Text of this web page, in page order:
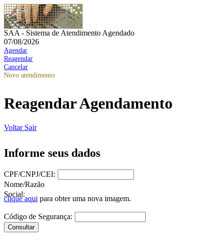
SAA - Sistema de Atendimento Agendado
07/08/2026
Agendar
Reagendar
Cancelar
Novo atendimento
Reagendar Agendamento
Voltar Sair
Informe seus dados
CPF/CNPJ/CEI:
Nome/Razão
Social:
clique aqui para obter uma nova imagem.
Código de Segurança: